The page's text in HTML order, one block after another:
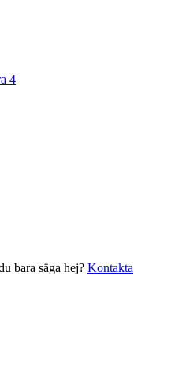
4
bara säga hej? Kontakta